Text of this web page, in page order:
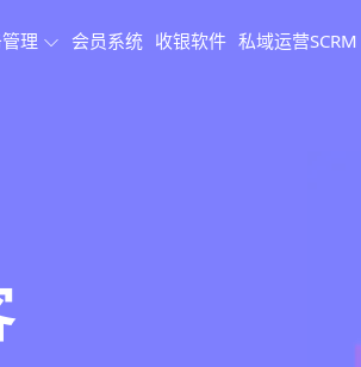
理 会员系统 收银软件 私域运营SCRM
统
踪